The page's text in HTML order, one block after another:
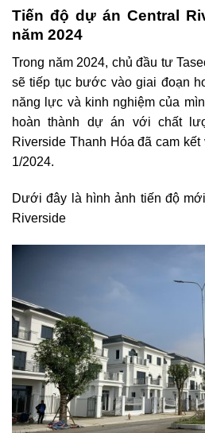
Tiến độ dự án Central
năm 2024
Trong năm 2024, chủ đầu tư
sẽ tiếp tục bước vào giai đoạn
năng lực và kinh nghiệm của
hoàn thành dự án với chất
Riverside Thanh Hóa đã cam
1/2024.
Dưới đây là hình ảnh tiến độ
Riverside